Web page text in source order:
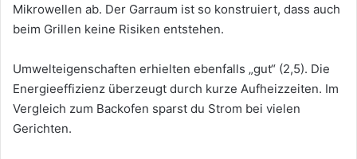
Mikrowellen ab. Der Garraum ist so konstruiert, dass auch
beim Grillen keine Risiken entstehen.
Umwelteigenschaften erhielten ebenfalls „gut“ (2,5). Die
Energieeffizienz überzeugt durch kurze Aufheizzeiten. Im
Vergleich zum Backofen sparst du Strom bei vielen
Gerichten.